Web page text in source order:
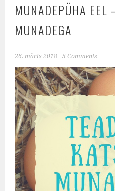
MUNADEPÜHA EEL
MUNADEGA
26. märts 2018 5 Comments